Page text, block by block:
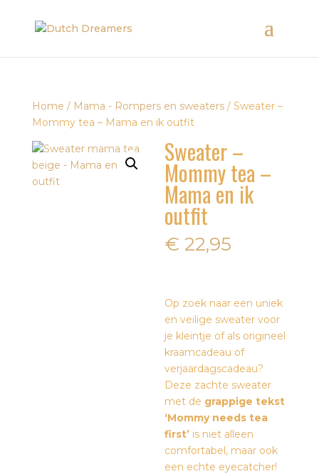
Home / Mama - Rompers en sweaters/ Sweater –
Mommy tea – Mama en ik outfit
Sweater –
Mommy tea –
Mama en ik
outfit
€ 22,95
Op zoek naar een uniek
en veilige sweater voor
je kleintje of als origineel
kraamcadeau of
verjaardagscadeau?
Deze zachte sweater
met de grappige tekst
‘Mommy needs tea
first’ is niet alleen
comfortabel, maar ook
een echte eyecatcher!